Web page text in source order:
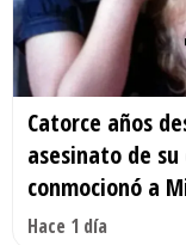
Catorce años
asesinato de
conmocionó a
Hace 1 día